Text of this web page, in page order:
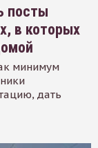
посты
в которых
минимум
дать